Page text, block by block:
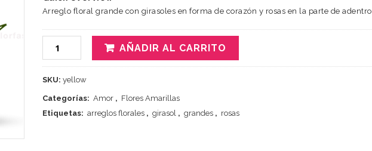
Arreglo floral grande con girasoles en forma de corazón y rosas en la parte de adentro
AÑADIR AL CARRITO
SKU: yellow
Categorías: Amor , Flores Amarillas
Etiquetas: arreglos florales , girasol , grandes , rosas